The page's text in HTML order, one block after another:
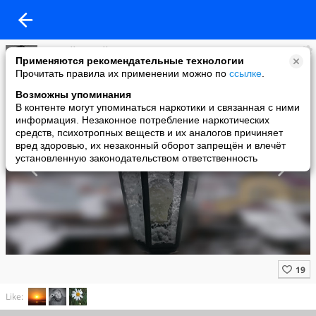
Применяются рекомендательные технологии
Прочитать правила их применении можно по ссылке
Возможны упоминания
В контенте могут упоминаться наркотики и связанная с ними
информация. Незаконное потребление наркотических
средств, психотропных веществ и их аналогов причиняет
вред здоровью, их незаконный оборот запрещён и влечёт
установленную законодательством ответственность
Андрей Михайлович
added a photo
22 Dec в 09:59
Like: